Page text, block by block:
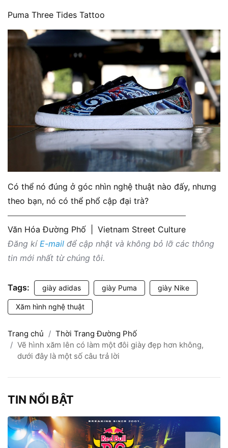
Puma Three Tides Tattoo
Có thể nó đúng ở góc nhìn nghệ thuật nào đấy, nhưng
theo bạn, nó có thể phổ cập đại trà?
Văn Hóa Đường Phố
Vietnam Street Culture
Đăng kí E-mail để cập nhật và không bỏ lỡ các thông
tin mới nhất từ chúng tôi.
Tags: giày adidas giày Puma giày Nike
Xăm hình nghệ thuật
Trang chủ
Thời Trang Đường Phố
Vẽ hình xăm lên có làm một đôi giày đẹp hơn không,
dưới đây là một số câu trả lời
TIN NỔI BẬT